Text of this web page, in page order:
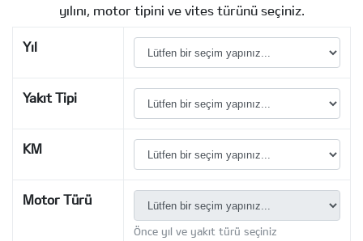
yılını, motor tipini ve vites türünü seçiniz.
Yıl
Yakıt Tipi
KM
Motor Türü
Önce yıl ve yakıt türü seçiniz